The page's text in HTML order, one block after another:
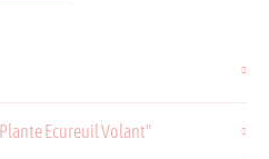
Ecureuil Volant"